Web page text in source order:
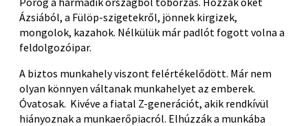
Ázsiából, a Fülöp-szigetekről, jönnek kirgizek,
mongolok, kazahok. Nélkülük már padlót fogott volna a
feldolgozóipar.
A biztos munkahely viszont felértékelődött. Már nem
olyan könnyen váltanak munkahelyet az emberek.
Óvatosak. Kivéve a fiatal Z-generációt, akik rendkívül
hiányoznak a munkaerőpiacról. Elhúzzák a munkába